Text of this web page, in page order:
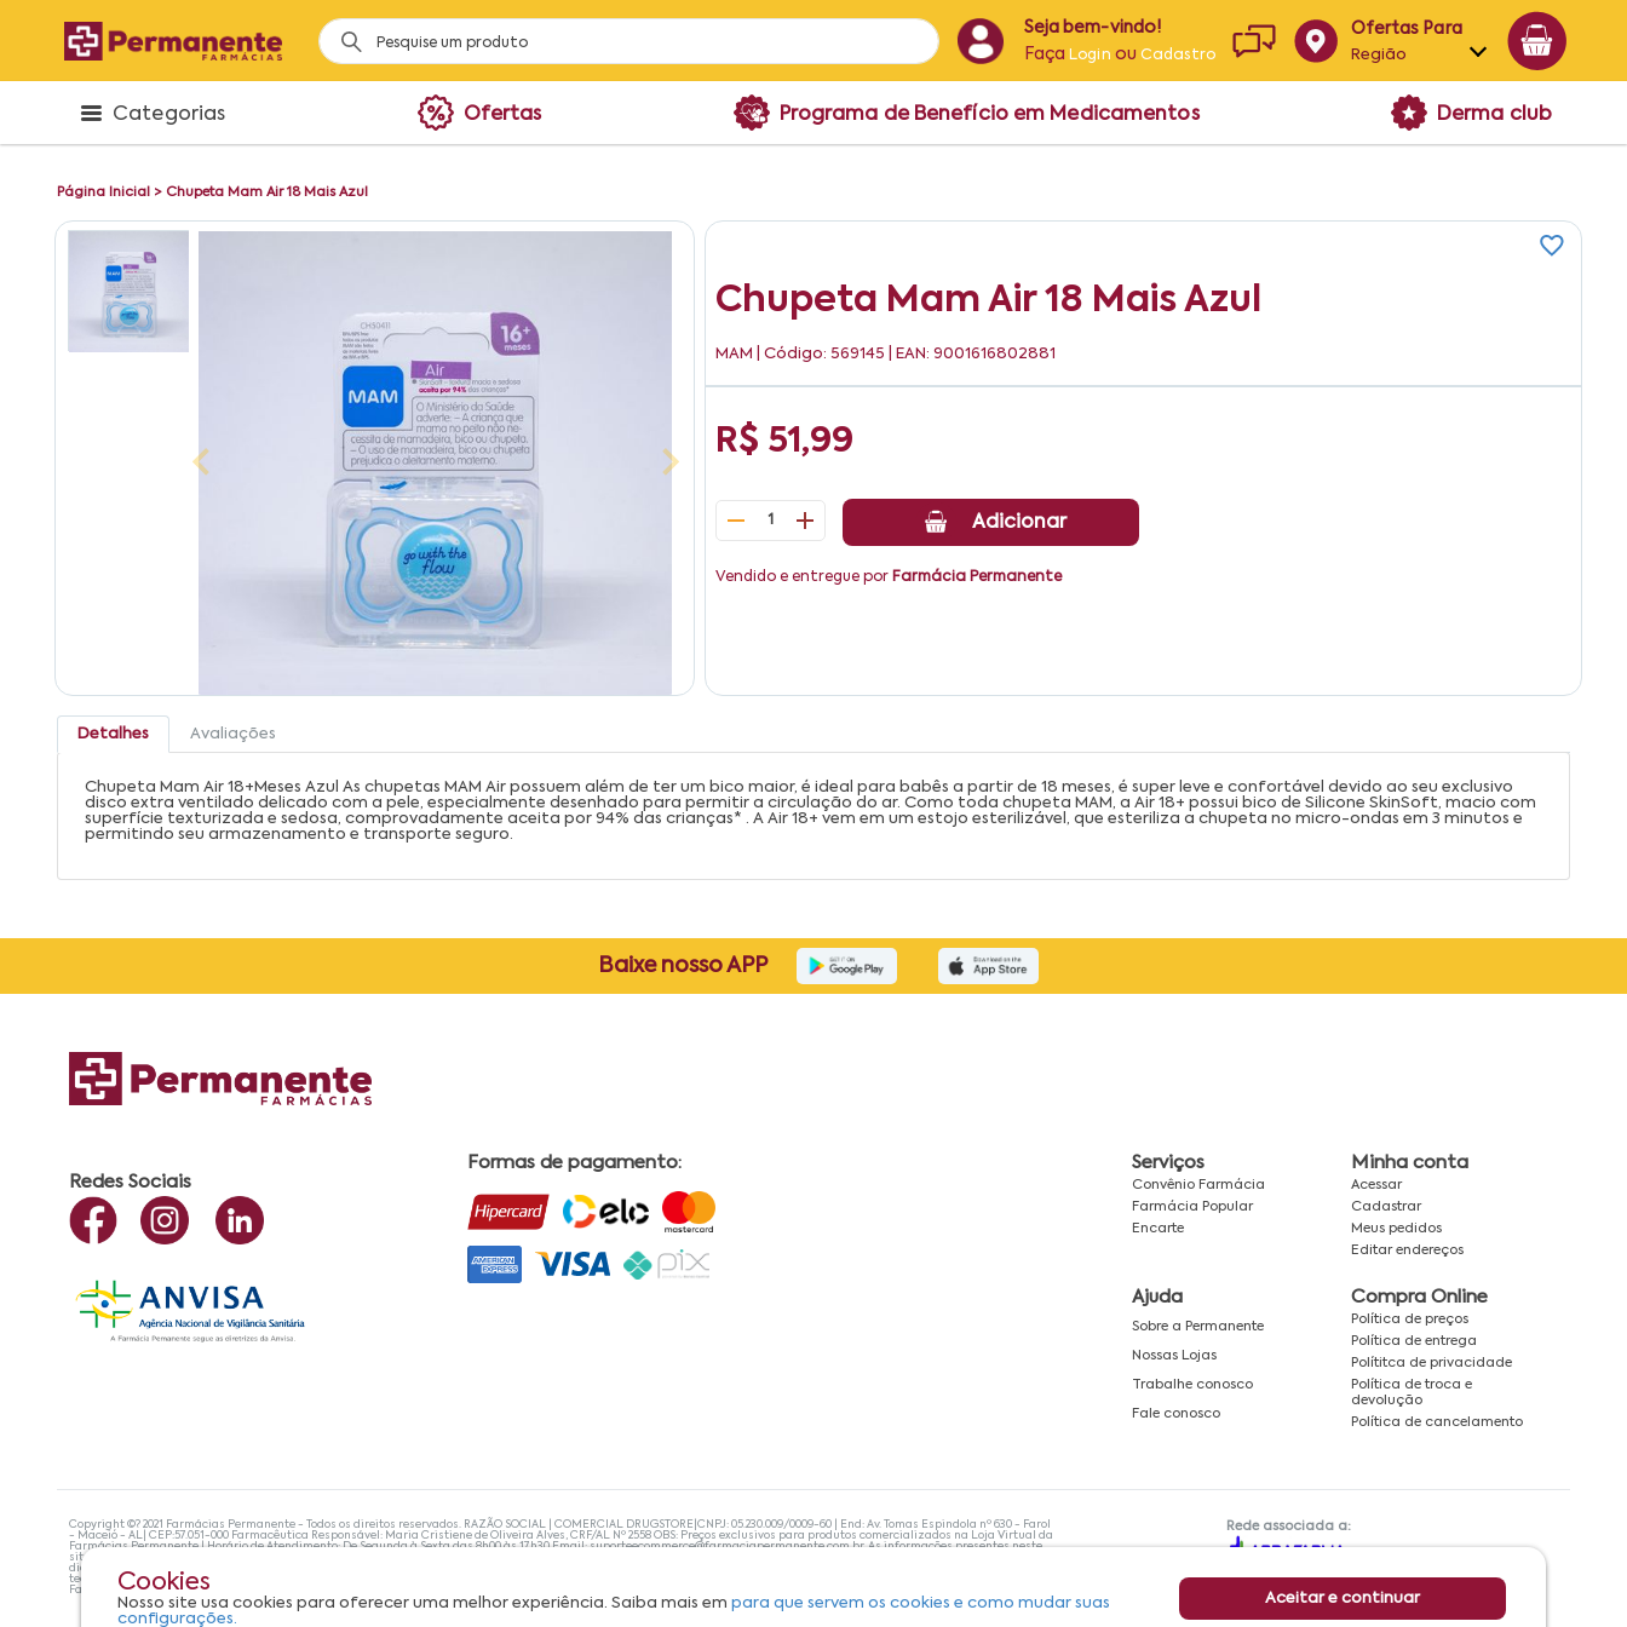
Seja bem-vindo!
Faça Login ouCadastro
Ofertas Para
Região
Alagoas
Categorias Ofertas Programa de Benefício em Medicamentos Derma club
Página Inicial > Chupeta Mam Air 18 Mais Azul
Chupeta Mam Air 18 Mais Azul
MAM | Código: 569145 | EAN: 9001616802881
R$ 51,99
1 Adicionar
Vendido e entregue por Farmácia Permanente
Detalhes Avaliações
Chupeta Mam Air 18+Meses Azul As chupetas MAM Air possuem além de ter um bico maior, é ideal para babês a partir de 18 meses, é super leve e confortável devido ao seu exclusivo
disco extra ventilado delicado com a pele, especialmente desenhado para permitir a circulação do ar. Como toda chupeta MAM, a Air 18+ possui bico de Silicone SkinSoft, macio com
superfície texturizada e sedosa, comprovadamente aceita por 94% das crianças* . A Air 18+ vem em um estojo esterilizável, que esteriliza a chupeta no micro-ondas em 3 minutos e
permitindo seu armazenamento e transporte seguro.
Cookies
Nosso site usa cookies para oferecer uma melhor experiência. Saiba mais empara que servem os cookies e como mudar suas
configurações.
Aceitar e continuar
Baixe nosso APP
Redes Sociais
Formas de pagamento: Serviços
Convênio Farmácia
Farmácia Popular
Encarte
Minha conta
Acessar
Cadastrar
Meus pedidos
Editar endereços
Ajuda
Sobre a Permanente
Nossas Lojas
Trabalhe conosco
Fale conosco
Compra Online
Política de preços
Política de entrega
Polítitca de privacidade
Política de troca e
devolução
Política de cancelamento
Copyright ©? 2021 Farmácias Permanente - Todos os direitos reservados. RAZÃO SOCIAL | COMERCIAL DRUGSTORE|CNPJ: 05.230.009/0009-60 | End: Av. Tomas Espindola nº 630 - Farol
- Maceió - AL| CEP:57.051-000 Farmacêutica Responsável: Maria Cristiene de Oliveira Alves, CRF/AL Nº 2558 OBS: Preços exclusivos para produtos comercializados na Loja Virtual da
Farmácias Permanente | Horário de Atendimento: De Segunda à Sexta das 8h00 às 17h30 Email:suporteecommerce@farmaciapermanente.com.br. As informações presentes neste
site não devem ser utilizadas para automedicação e, de forma alguma, substituem as orientações de um profissional da área médica. Apenas o médico está capacitado para
diagnosticar problemas de saúde e prescrever o tratamento adequado. Se os sintomas persistirem, um médico deve ser consultado. A Farmácia Permanente trabalha com as
tecnologias mais avançadas de proteção de dados, para que você possa realizar suas compras com tranquilidade. A privacidade e a segurança dos clientes são compromissos da
Farmácias Permanente. Todos os pedidos efetuados estão sujeitos à confirmação da disponibilidade de produto em nosso estoque.
Rede associada a: